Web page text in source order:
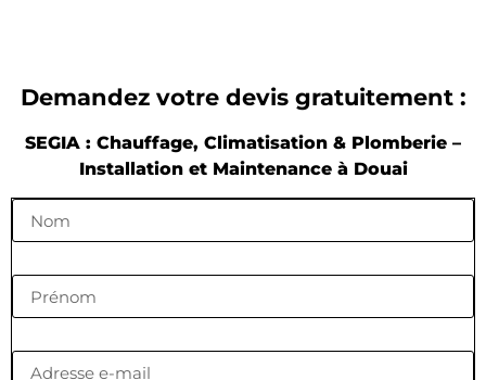
Demandez votre devis gratuitement :
SEGIA : Chauffage, Climatisation & Plomberie –
Installation et Maintenance à Douai